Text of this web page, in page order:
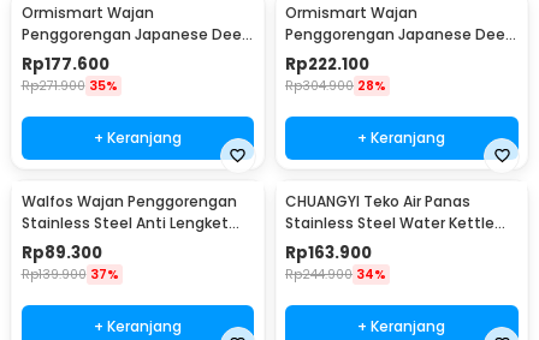
Ormismart Wajan
Penggorengan Japanese Deep
Frying Pot Thermometer 21cm
- KC0405
Rp177.600
Rp271.900 35%
+ Keranjang
Ormismart Wajan
Penggorengan Japanese Deep
Frying Pot Thermometer
24.8cm - KC0405
Rp222.100
Rp304.900 28%
+ Keranjang
Walfos Wajan Penggorengan
Stainless Steel Anti Lengket
Frying Pan - W0697
Rp89.300
Rp139.900 37%
+ Keranjang
CHUANGYI Teko Air Panas
Stainless Steel Water Kettle
7.5L - L031
Rp163.900
Rp244.900 34%
+ Keranjang